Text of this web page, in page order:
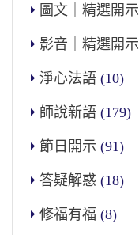
圖文｜精選開示
影音｜精選開示
淨心法語 (10)
師說新語 (179)
節日開示 (91)
答疑解惑 (18)
修福有福 (8)